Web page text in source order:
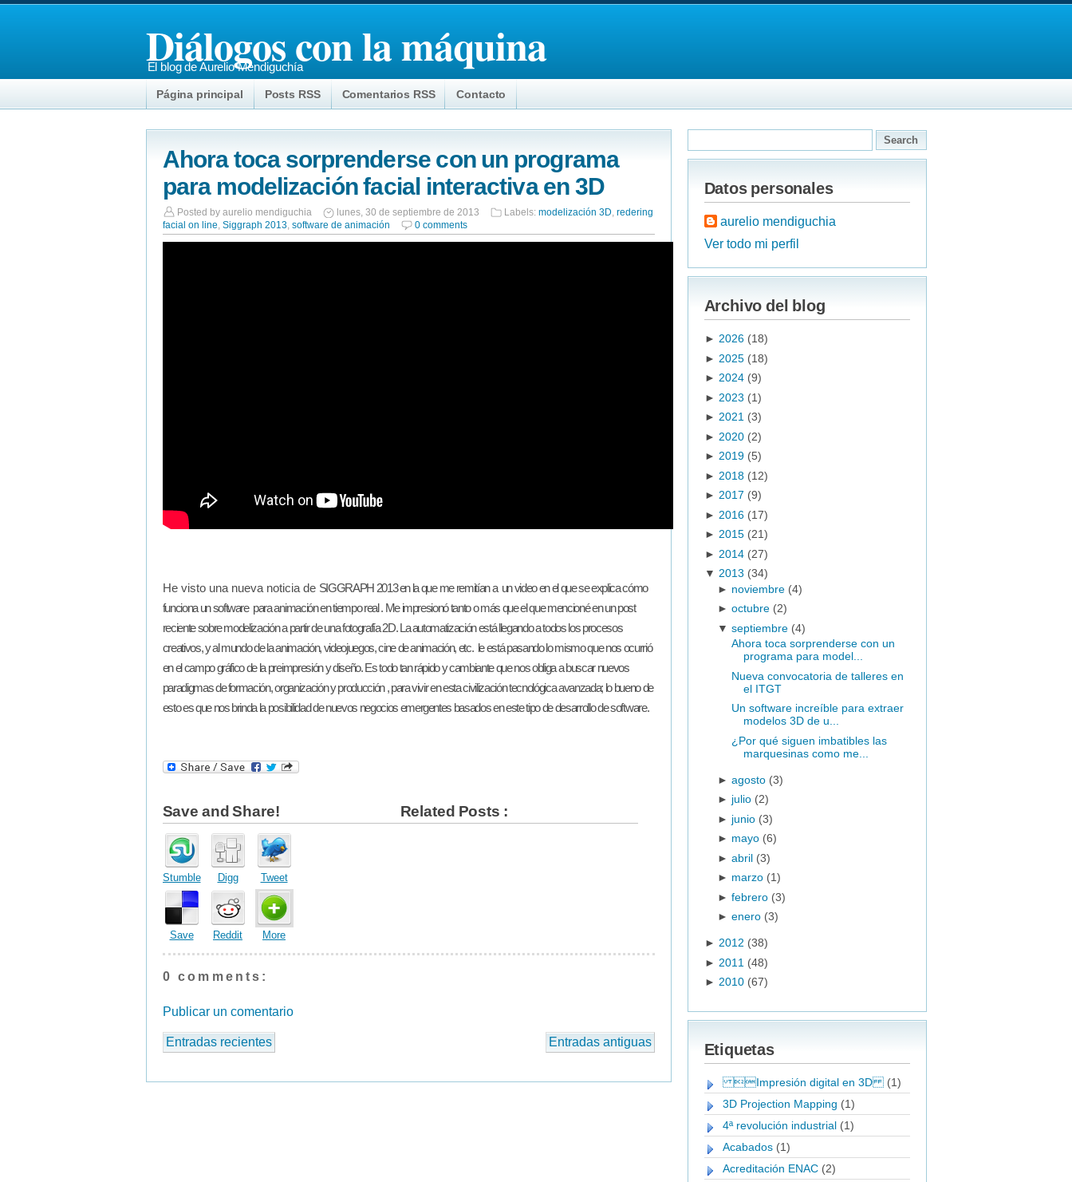
Diálogos con la máquina
El blog de Aurelio Mendiguchía
Página principal Posts RSS Comentarios RSS Contacto
Ahora toca sorprenderse con un programa
para modelización facial interactiva en 3D
Posted by aurelio mendiguchia lunes, 30 de septiembre de 2013 Labels: modelización 3D, redering
facial on line, Siggraph 2013, software de animación 0 comments
He visto una nueva noticia de SIGGRAPH 2013 en la que me remitían a un video en el que se explica cómo
funciona un software para animación en tiempo real . Me impresionó tanto o más que el que mencioné en un post
reciente sobre modelización a partir de una fotografía 2D. La automatización está llegando a todos los procesos
creativos, y al mundo de la animación, videojuegos, cine de animación, etc. le está pasando lo mismo que nos ocurrió
en el campo gráfico de la preimpresión y diseño. Es todo tan rápido y cambiante que nos obliga a buscar nuevos
paradigmas de formación, organización y producción , para vivir en esta civilización tecnológica avanzada; lo bueno de
esto es que nos brinda la posibilidad de nuevos negocios emergentes basados en este tipo de desarrollo de software.
Save and Share!
Stumble Digg Tweet
Save Reddit More
Related Posts :
0 comments:
Publicar un comentario
Entradas recientes Entradas antiguas
Datos personales
aurelio mendiguchia
Ver todo mi perfil
Archivo del blog
► 2026 (18)
► 2025 (18)
► 2024 (9)
► 2023 (1)
► 2021 (3)
► 2020 (2)
► 2019 (5)
► 2018 (12)
► 2017 (9)
► 2016 (17)
► 2015 (21)
► 2014 (27)
▼ 2013 (34)
► noviembre (4)
►octubre (2)
▼septiembre (4)
Ahora toca sorprenderse con un
programa para model...
Nueva convocatoria de talleres en
el ITGT
Un software increíble para extraer
modelos 3D de u...
¿Por qué siguen imbatibles las
marquesinas como me...
►agosto (3)
► julio (2)
► junio (3)
► mayo (6)
►abril (3)
► marzo (1)
►febrero (3)
►enero (3)
► 2012 (38)
► 2011 (48)
► 2010 (67)
Etiquetas
Impresión digital en 3D (1)
3D Projection Mapping (1)
4ª revolución industrial (1)
Acabados (1)
Acreditación ENAC (2)